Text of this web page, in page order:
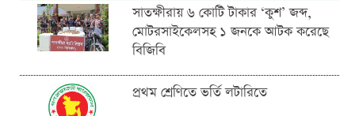
সাতক্ষীরায় ৬ কোটি টাকার ‘কুশ’ জব্দ,
মোটরসাইকেলসহ ১ জনকে আটক করেছে
বিজিবি
প্রথম শ্রেণিতে ভর্তি লটারিতে